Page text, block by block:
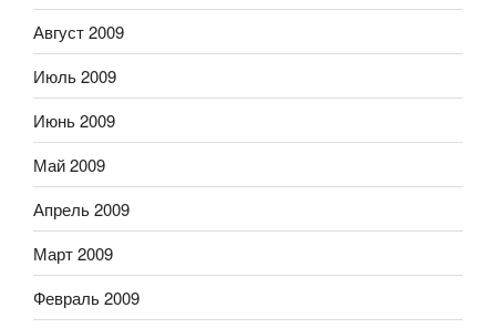
Август 2009
Июль 2009
Июнь 2009
Май 2009
Апрель 2009
Март 2009
Февраль 2009